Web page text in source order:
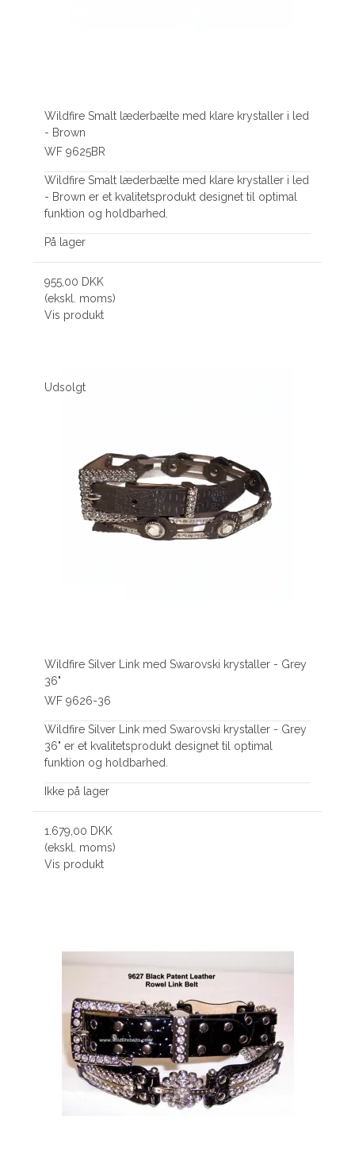
Wildfire Smalt læderbælte med klare krystaller i led
- Brown
WF 9625BR
Wildfire Smalt læderbælte med klare krystaller i led
- Brown er et kvalitetsprodukt designet til optimal
funktion og holdbarhed.
På lager
955,00 DKK
(ekskl. moms)
Vis produkt
Udsolgt
Wildfire Silver Link med Swarovski krystaller - Grey
36"
WF 9626-36
Wildfire Silver Link med Swarovski krystaller - Grey
36" er et kvalitetsprodukt designet til optimal
funktion og holdbarhed.
Ikke på lager
1.679,00 DKK
(ekskl. moms)
Vis produkt